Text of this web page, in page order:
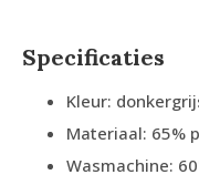
Specificaties
Kleur:
Materiaal: 65%
Wasmachine: